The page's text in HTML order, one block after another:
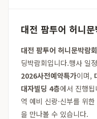
대전 팜투어 허니
대전 팜투어 허니문박람회
딩박람회입니다.행사 일
2026사전예약특가이며,
대자빌딩 4층에서 진행
역 예비 신랑·신부를 위
을 만나볼 수 있습니다.